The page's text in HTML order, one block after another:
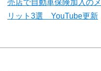
後
売店で自動車保険加入のメ
リット3選 YouTube更新